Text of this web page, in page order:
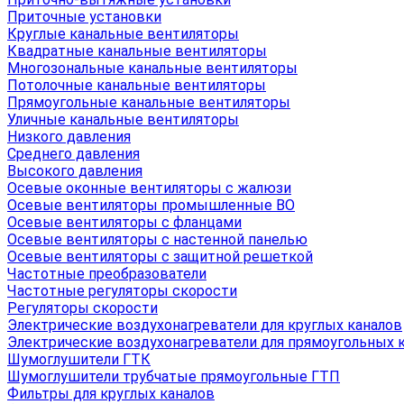
Приточные установки
Круглые канальные вентиляторы
Квадратные канальные вентиляторы
Многозональные канальные вентиляторы
Потолочные канальные вентиляторы
Прямоугольные канальные вентиляторы
Уличные канальные вентиляторы
Низкого давления
Среднего давления
Высокого давления
Осевые оконные вентиляторы с жалюзи
Осевые вентиляторы промышленные ВО
Осевые вентиляторы с фланцами
Осевые вентиляторы с настенной панелью
Осевые вентиляторы с защитной решеткой
Частотные преобразователи
Частотные регуляторы скорости
Регуляторы скорости
Электрические воздухонагреватели для круглых каналов
Электрические воздухонагреватели для прямоугольных
Шумоглушители ГТК
Шумоглушители трубчатые прямоугольные ГТП
Фильтры для круглых каналов